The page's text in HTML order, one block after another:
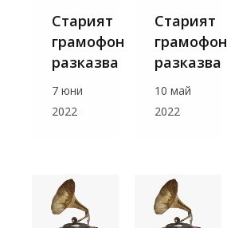
Старият
грамофон
разказва
7 юни
2022
Старият
грамофон
разказва
10 май
2022